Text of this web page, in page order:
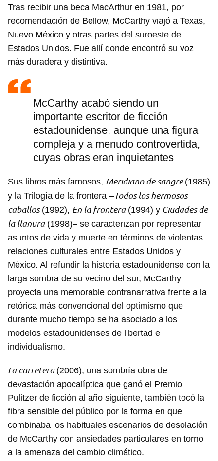
Tras recibir una beca MacArthur en 1981, por
recomendación de Bellow, McCarthy viajó a Texas,
Nuevo México y otras partes del suroeste de
Estados Unidos. Fue allí donde encontró su voz
más duradera y distintiva.
McCarthy acabó siendo un
importante escritor de ficción
estadounidense, aunque una figura
compleja y a menudo controvertida,
cuyas obras eran inquietantes
Sus libros más famosos, Meridiano de sangre (1985)
y la Trilogía de la frontera –Todos los hermosos
caballos(1992), En la frontera(1994) y Ciudades de
la llanura(1998)– se caracterizan por representar
asuntos de vida y muerte en términos de violentas
relaciones culturales entre Estados Unidos y
México. Al refundir la historia estadounidense con la
larga sombra de su vecino del sur, McCarthy
proyecta una memorable contranarrativa frente a la
retórica más convencional del optimismo que
durante mucho tiempo se ha asociado a los
modelos estadounidenses de libertad e
individualismo.
La carretera (2006), una sombría obra de
devastación apocalíptica que ganó el Premio
Pulitzer de ficción al año siguiente, también tocó la
fibra sensible del público por la forma en que
combinaba los habituales escenarios de desolación
de McCarthy con ansiedades particulares en torno
a la amenaza del cambio climático.